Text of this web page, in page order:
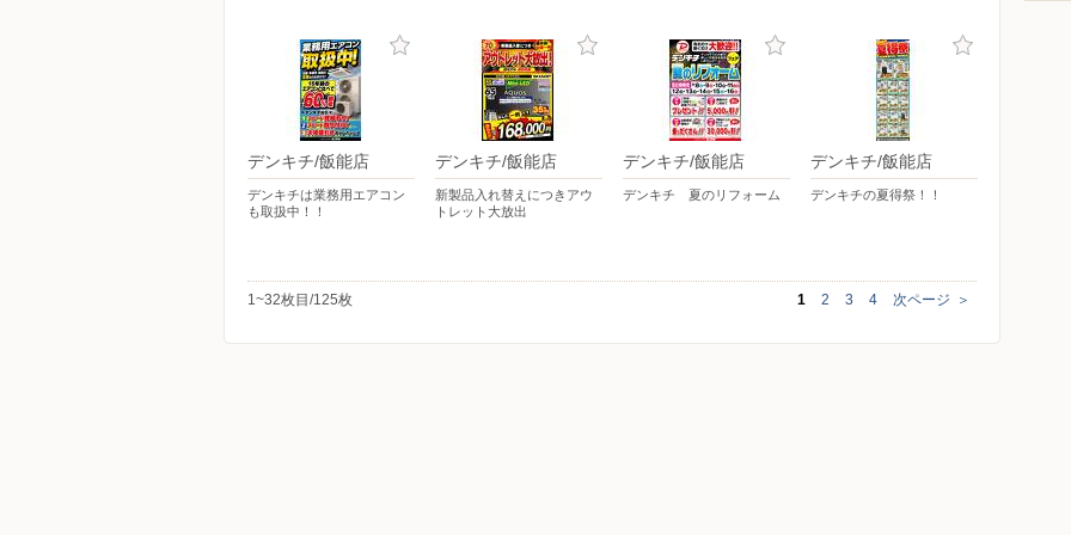
デンキチ/飯能店
デンキチは業務用エアコン
も取扱中！！
デンキチ/飯能店
新製品入れ替えにつきアウ
トレット大放出
デンキチ/飯能店
デンキチ 夏のリフォーム
デンキチ/飯能店
デンキチの夏得祭！！
1~32枚目/125枚 1 2 3 4 次ページ ＞